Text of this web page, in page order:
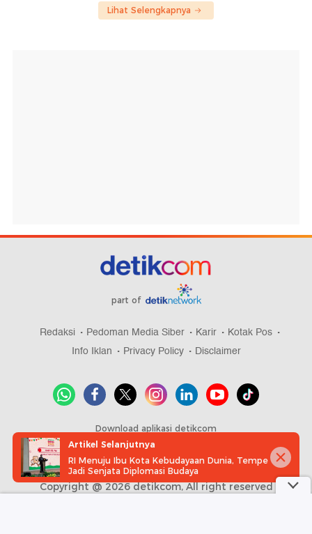
Lihat Selengkapnya
part of
Redaksi Pedoman Media Siber Karir
Kotak Pos
Info Iklan
Privacy Policy Disclaimer
Download aplikasi detikcom
Copyright @ 2026 detikcom, All right reserved
Artikel Selanjutnya
RI Menuju Ibu Kota Kebudayaan Dunia, Tempe
Jadi Senjata Diplomasi Budaya